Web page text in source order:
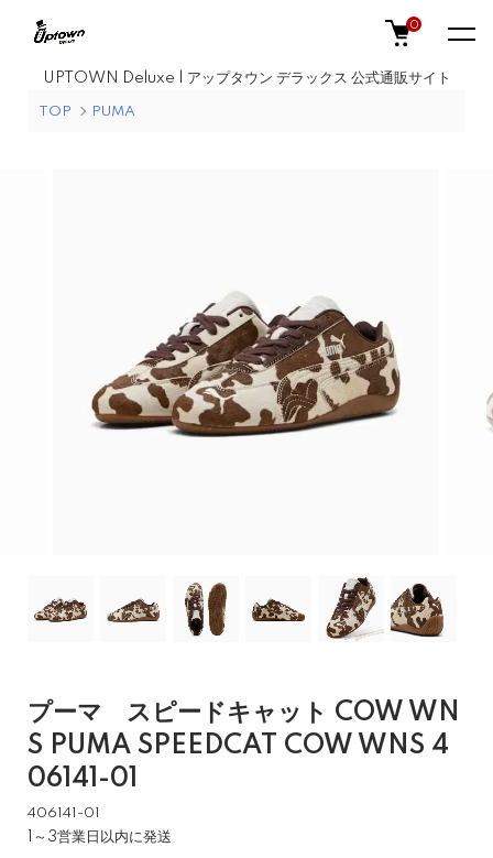
UPTOWN Deluxe | アップタウン デラックス 公式通販サイト
0
TOP PUMA
プーマ スピードキャット COW WN
S PUMA SPEEDCAT COW WNS 4
06141-01
406141-01
1～3営業日以内に発送